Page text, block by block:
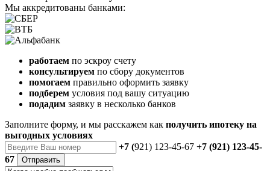
Мы аккредитованы банками:
работаем по эскроу счету
консультируем по сбору документов
помогаем правильно оформить заявку
подберем условия под вашу ситуацию
подадим заявку в несколько банков
Заполните форму, и мы расскажем как получить ипотеку на
выгодных условиях
+7 (921) 123-45-67 +7 (921) 123-45-
67
Отправить